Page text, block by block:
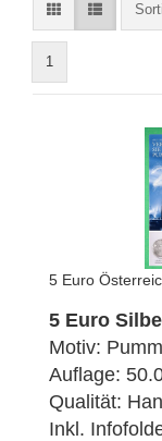
1
5 Euro
5 Euro
Motiv:
Auflage:
Qualität:
Inkl.